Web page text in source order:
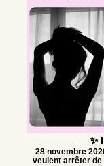
✨
28 novembre
veulent arrêter de